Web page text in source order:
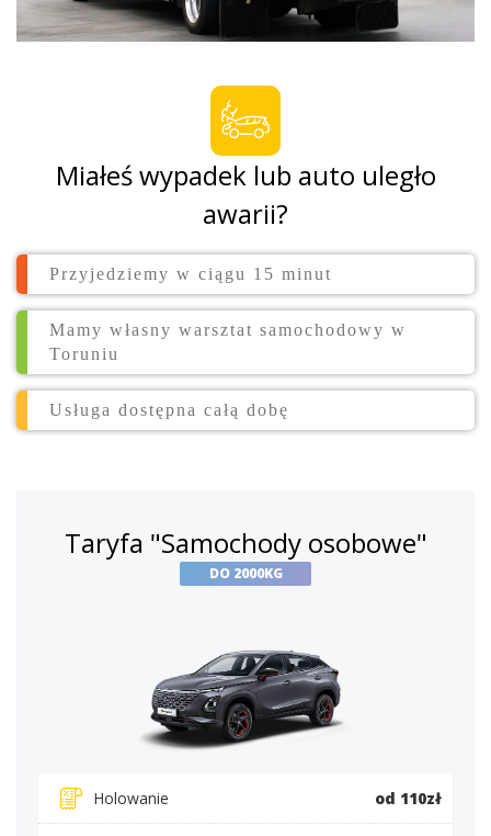
Miałeś wypadek lub auto uległo
awarii?
Przyjedziemy w ciągu 15 minut
Mamy własny warsztat samochodowy w
Toruniu
Usługa dostępna całą dobę
Taryfa "Samochody osobowe"
DO 2000KG
Holowanie od 110zł